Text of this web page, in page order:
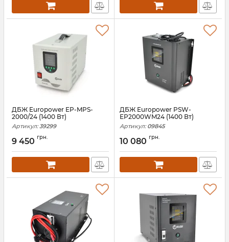
ДБЖ Europower EP-MPS-
2000/24 (1400 Вт)
Артикул: 39299
9 450 грн.
ДБЖ Europower PSW-
EP2000WM24 (1400 Вт)
Артикул: 09845
10 080 грн.